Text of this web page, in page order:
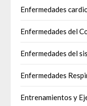
Enfermedades
Enfermedades del
Enfermedades del
Enfermedades
Entrenamientos y